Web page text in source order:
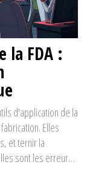
la FDA :
d'application de la
Elles
et ternir la
sont les erreurs